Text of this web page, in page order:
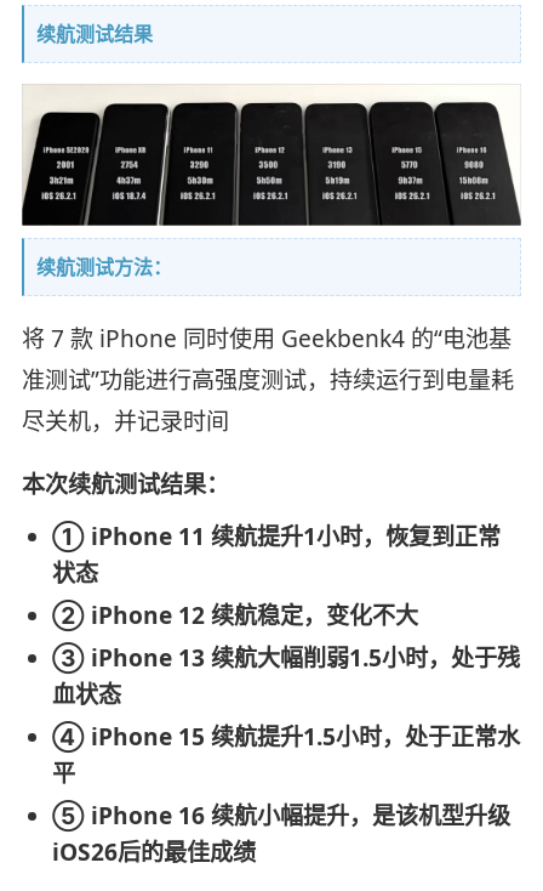
续航测试结果
续航测试方法：
将 7 款 iPhone 同时使用 Geekbenk4 的“电池基
准测试”功能进行高强度测试，持续运行到电量耗
尽关机，并记录时间
本次续航测试结果：
① iPhone 11 续航提升1小时，恢复到正常
状态
② iPhone 12 续航稳定，变化不大
③ iPhone 13 续航大幅削弱1.5小时，处于残
血状态
④ iPhone 15 续航提升1.5小时，处于正常水
平
⑤ iPhone 16 续航小幅提升，是该机型升级
iOS26后的最佳成绩